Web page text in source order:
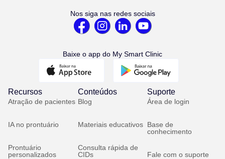
Nos siga nas redes sociais
Baixe o app do My Smart Clinic
Recursos
Atração de pacientes
IA no prontuário
Prontuário
personalizados
Conteúdos
Blog
Materiais educativos
Consulta rápida de
CIDs
Suporte
Área de login
Base de
conhecimento
Fale com o suporte